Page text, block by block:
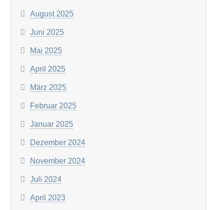
August 2025
Juni 2025
Mai 2025
April 2025
März 2025
Februar 2025
Januar 2025
Dezember 2024
November 2024
Juli 2024
April 2023